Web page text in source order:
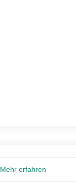
Mehr erfahren